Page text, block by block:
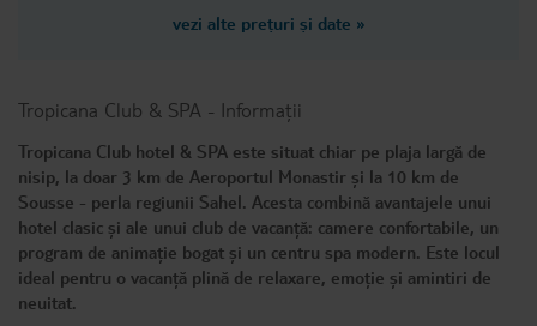
vezi alte prețuri și date »
Tropicana Club & SPA - Informații
Tropicana Club hotel & SPA este situat chiar pe plaja largă de
nisip, la doar 3 km de Aeroportul Monastir și la 10 km de
Sousse - perla regiunii Sahel. Acesta combină avantajele unui
hotel clasic și ale unui club de vacanță: camere confortabile, un
program de animație bogat și un centru spa modern. Este locul
ideal pentru o vacanță plină de relaxare, emoție și amintiri de
neuitat.